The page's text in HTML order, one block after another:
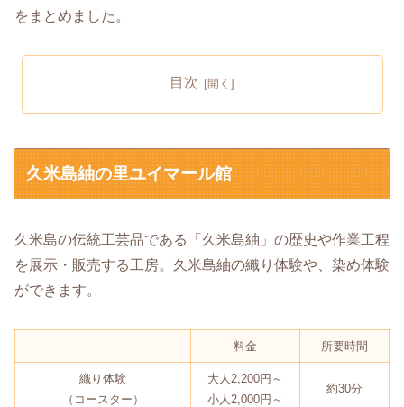
をまとめました。
目次
久米島紬の里ユイマール館
久米島の伝統工芸品である「久米島紬」の歴史や作業工程
を展示・販売する工房。久米島紬の織り体験や、染め体験
ができます。
料金 所要時間
織り体験
（コースター）
大人2,200円～
小人2,000円～
約30分